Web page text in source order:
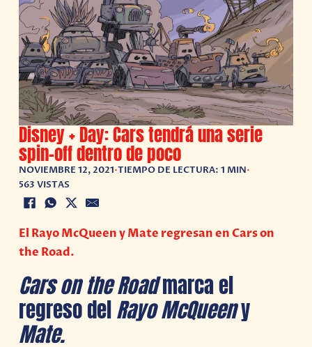
Disney + Day: Cars tendrá una serie
spin-off dentro de poco
NOVIEMBRE 12, 2021•TIEMPO DE LECTURA: 1 MIN•
563 VISTAS
El Rayo McQueen y Mate regresan en Cars on
the Road.
Cars on the Roadmarca el
regreso delRayo McQueeny
Mate.